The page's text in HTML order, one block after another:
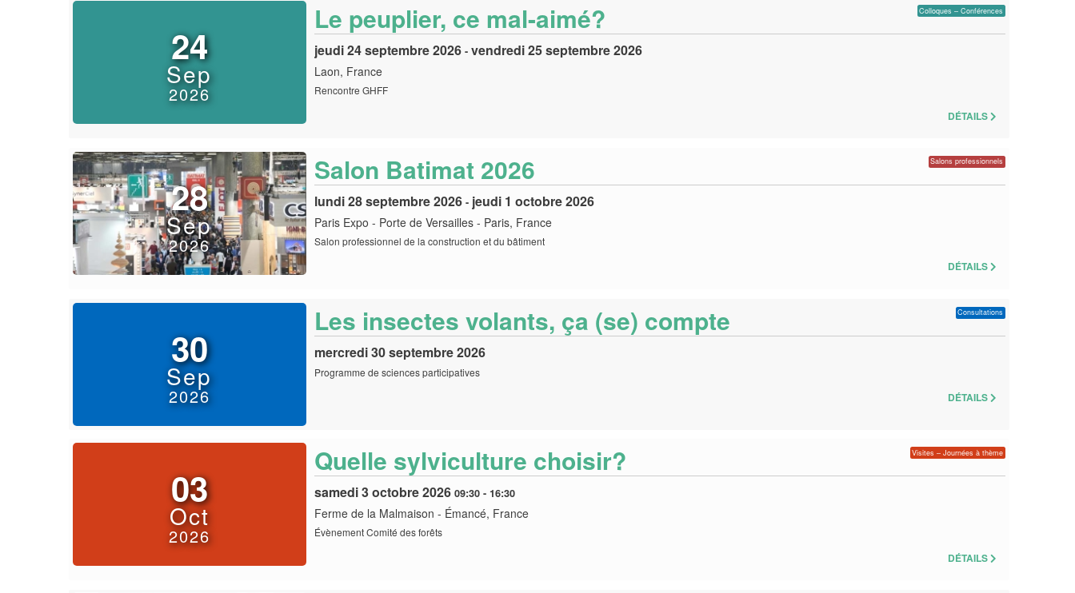
24
Sep
2026
Le peuplier, ce mal-aimé? Colloques – Conférences
jeudi 24 septembre 2026- vendredi 25 septembre 2026
Laon, France
Rencontre GHFF
DÉTAILS
28
Sep
2026
Salon Batimat 2026 Salons professionnels
lundi 28 septembre 2026- jeudi 1 octobre 2026
Paris Expo - Porte de Versailles - Paris, France
Salon professionnel de la construction et du bâtiment
DÉTAILS
30
Sep
2026
Les insectes volants, ça (se) compte Consultations
mercredi 30 septembre 2026
Programme de sciences participatives
DÉTAILS
03
Oct
2026
Quelle sylviculture choisir? Visites – Journées à thème
samedi 3 octobre 2026 09:30- 16:30
Ferme de la Malmaison - Émancé, France
Évènement Comité des forêts
DÉTAILS